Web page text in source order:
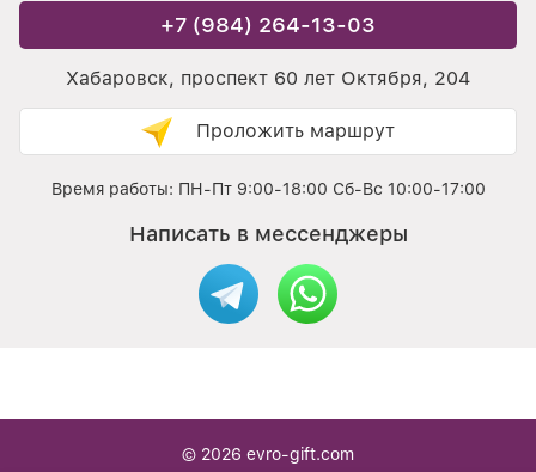
+7 (984) 264-13-03
Хабаровск, проспект 60 лет Октября, 204
Проложить маршрут
Время работы: ПН-Пт 9:00-18:00 Сб-Вс 10:00-17:00
Написать в мессенджеры
© 2026 evro-gift.com